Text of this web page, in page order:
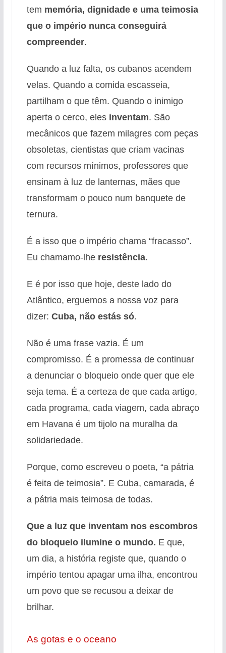
tem memória, dignidade e uma teimosia
que o império nunca conseguirá
compreender.
Quando a luz falta, os cubanos acendem
velas. Quando a comida escasseia,
partilham o que têm. Quando o inimigo
aperta o cerco, eles inventam. São
mecânicos que fazem milagres com peças
obsoletas, cientistas que criam vacinas
com recursos mínimos, professores que
ensinam à luz de lanternas, mães que
transformam o pouco num banquete de
ternura.
É a isso que o império chama “fracasso”.
Eu chamamo-lhe resistência.
E é por isso que hoje, deste lado do
Atlântico, erguemos a nossa voz para
dizer: Cuba, não estás só.
Não é uma frase vazia. É um
compromisso. É a promessa de continuar
a denunciar o bloqueio onde quer que ele
seja tema. É a certeza de que cada artigo,
cada programa, cada viagem, cada abraço
em Havana é um tijolo na muralha da
solidariedade.
Porque, como escreveu o poeta, “a pátria
é feita de teimosia”. E Cuba, camarada, é
a pátria mais teimosa de todas.
Que a luz que inventam nos escombros
do bloqueio ilumine o mundo. E que,
um dia, a história registe que, quando o
império tentou apagar uma ilha, encontrou
um povo que se recusou a deixar de
brilhar.
As gotas e o oceano